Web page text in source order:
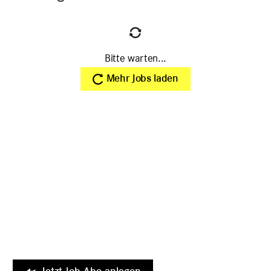
Bitte warten...
Mehr Jobs laden